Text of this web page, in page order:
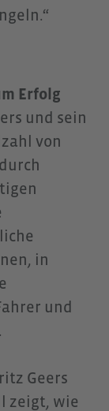
Erfolg
und sein
von
in
und
Geers
zeigt, wie